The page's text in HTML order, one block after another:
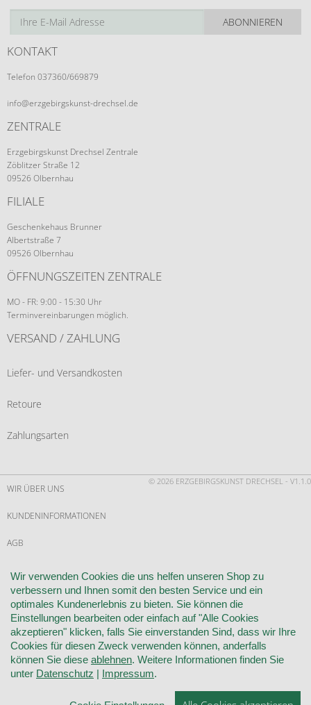
ABONNIEREN
KONTAKT
Telefon 037360/669879
info@erzgebirgskunst-drechsel.de
ZENTRALE
Erzgebirgskunst Drechsel Zentrale
Zöblitzer Straße 12
09526 Olbernhau
FILIALE
Geschenkehaus Brunner
Albertstraße 7
09526 Olbernhau
ÖFFNUNGSZEITEN ZENTRALE
MO - FR: 9:00 - 15:30 Uhr
Terminvereinbarungen möglich.
VERSAND / ZAHLUNG
Liefer- und Versandkosten
Retoure
Zahlungsarten
© 2026 ERZGEBIRGSKUNST DRECHSEL - V1.1.0
WIR ÜBER UNS
KUNDENINFORMATIONEN
AGB
WIDERRUF
VERTRAG WIDERRUFEN
KONTAKT
DATENSCHUTZ
COOKIE-EINSTELLUNGEN
Wir verwenden Cookies die uns helfen unseren Shop zu
verbessern und Ihnen somit den besten Service und ein
optimales Kundenerlebnis zu bieten. Sie können die
Einstellungen bearbeiten oder einfach auf "Alle Cookies
akzeptieren" klicken, falls Sie einverstanden Sind, dass wir Ihre
Cookies für diesen Zweck verwenden können, anderfalls
können Sie diese ablehnen. Weitere Informationen finden Sie
unter Datenschutz | Impressum.